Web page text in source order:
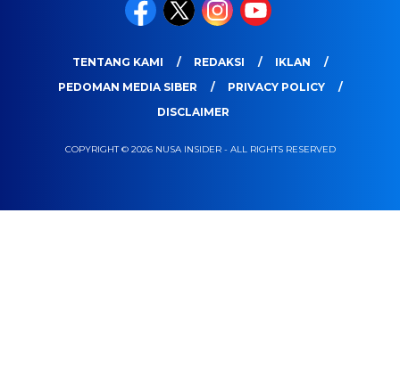
TENTANG KAMI REDAKSI
IKLAN
PEDOMAN MEDIA SIBER
PRIVACY POLICY
DISCLAIMER
COPYRIGHT © 2026 NUSA INSIDER - ALL RIGHTS RESERVED